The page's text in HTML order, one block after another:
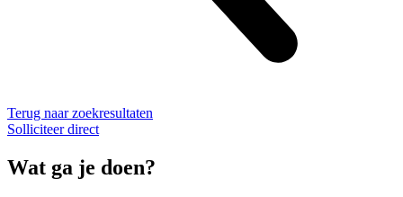
Terug naar zoekresultaten
Solliciteer direct
Wat ga je doen?